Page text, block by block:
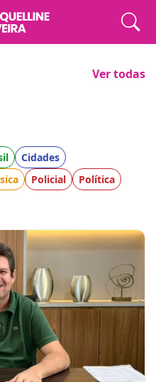
Ver todas
Cidades
Policial
Política